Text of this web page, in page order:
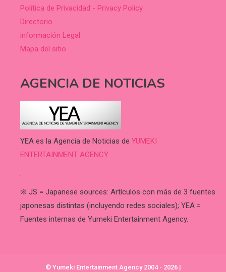
Política de Privacidad - Privacy Policy
Directorio
información Legal
Mapa del sitio
AGENCIA DE NOTICIAS
YEA es la Agencia de Noticias de YUMEKI
ENTERTAINMENT AGENCY.
.
※ JS = Japanese sources: Artículos con más de 3 fuentes
japonesas distintas (incluyendo redes sociales); YEA =
Fuentes internas de Yumeki Entertainment Agency.
© Yumeki Entertainment Agency 2004 - 2026 |